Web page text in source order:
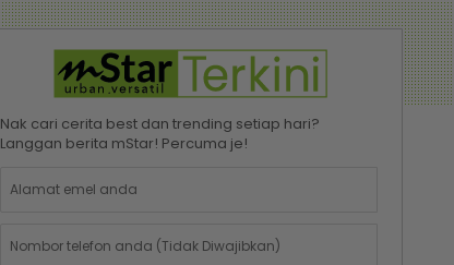
Nak cari cerita best dan trending setiap hari?
Langgan berita mStar! Percuma je!